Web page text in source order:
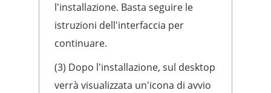
l'installazione. Basta seguire le
istruzioni dell'interfaccia per
continuare.
(3) Dopo l'installazione, sul desktop
verrà visualizzata un'icona di avvio